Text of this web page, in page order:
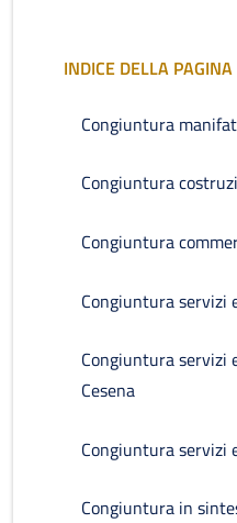
INDICE DELLA PAGINA
Congiuntura
Congiuntura
Congiuntura
Congiuntura servizi
Congiuntura servizi
Cesena
Congiuntura servizi
Congiuntura in